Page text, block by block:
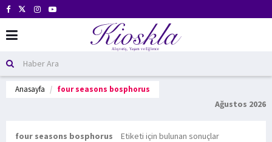
Anasayfa four seasons bosphorus
Ağustos 2026
four seasons bosphorus Etiketi için bulunan sonuçlar